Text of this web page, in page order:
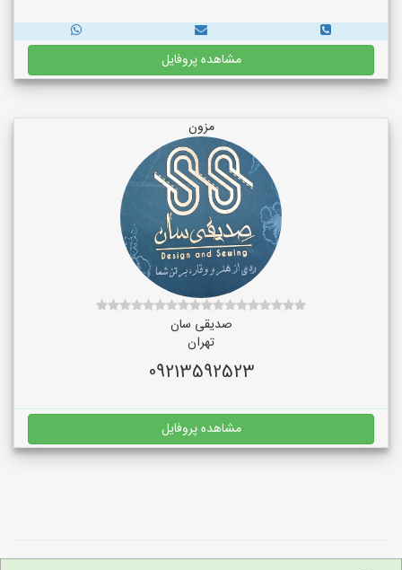
مشاهده پروفایل
مزون
صدیقی سان
تهران
09213592523
مشاهده پروفایل